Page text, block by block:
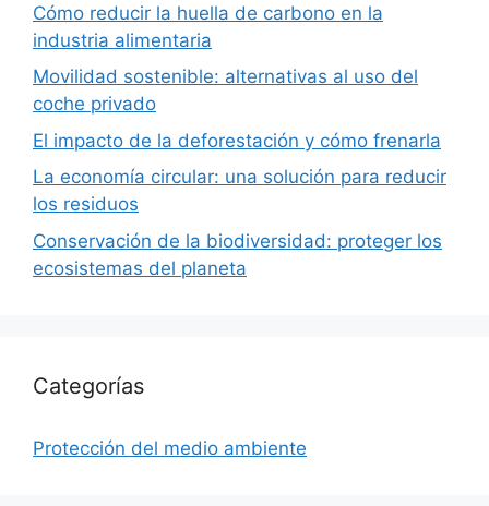
Cómo reducir la huella de carbono en la
industria alimentaria
Movilidad sostenible: alternativas al uso del
coche privado
El impacto de la deforestación y cómo frenarla
La economía circular: una solución para reducir
los residuos
Conservación de la biodiversidad: proteger los
ecosistemas del planeta
Categorías
Protección del medio ambiente